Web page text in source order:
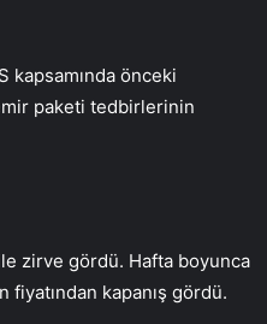
kapsamında önceki
paketi tedbirlerinin
zirve gördü. Hafta boyunca
fiyatından kapanış gördü.